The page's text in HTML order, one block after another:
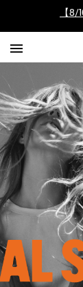
【最
AIGLE
【8/
【最
ロ
AIGLE